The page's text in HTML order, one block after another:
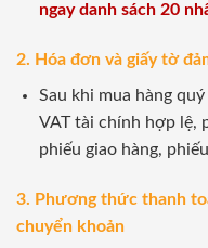
ngay danh sách 20
2. Hóa đơn và giấy tờ
Sau khi mua hàng
VAT tài chính hợp lệ,
phiếu giao hàng,
3. Phương thức thanh
chuyển khoản